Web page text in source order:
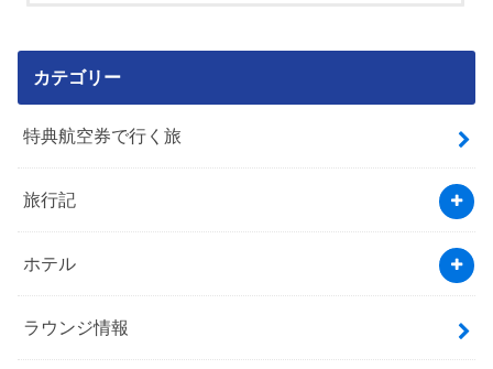
カテゴリー
特典航空券で行く旅
旅行記
ホテル
ラウンジ情報